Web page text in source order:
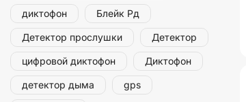
диктофон Блейк Рд
Детектор прослушки Детектор
цифровой диктофон Диктофон
детектор дыма gps